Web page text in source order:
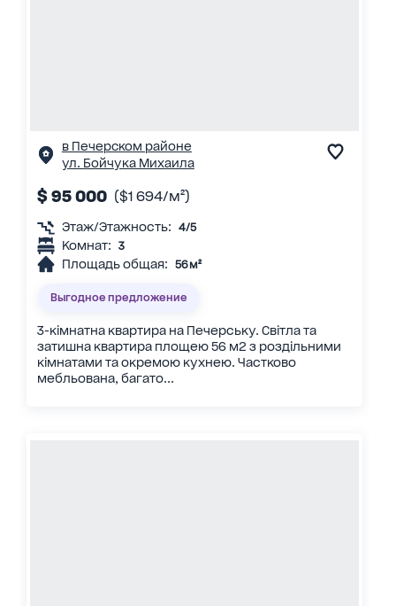
в Печерском районе
ул. Бойчука Михаила
$ 95 000 ($1 694/м²)
Этаж/Этажность: 4/5
Комнат: 3
Площадь общая: 56 м²
Выгодное предложение
3-кімнатна квартира на Печерську. Світла та
затишна квартира площею 56 м2 з роздільними
кімнатами та окремою кухнею. Частково
мебльована, багато...